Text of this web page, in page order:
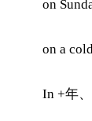
on
on a cold
In +年、